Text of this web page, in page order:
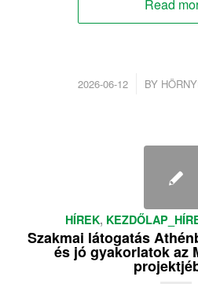
Read
2026-06-12
/ BY
HÍREK,
Szakmai látogatás
és jó gyakorlatok az